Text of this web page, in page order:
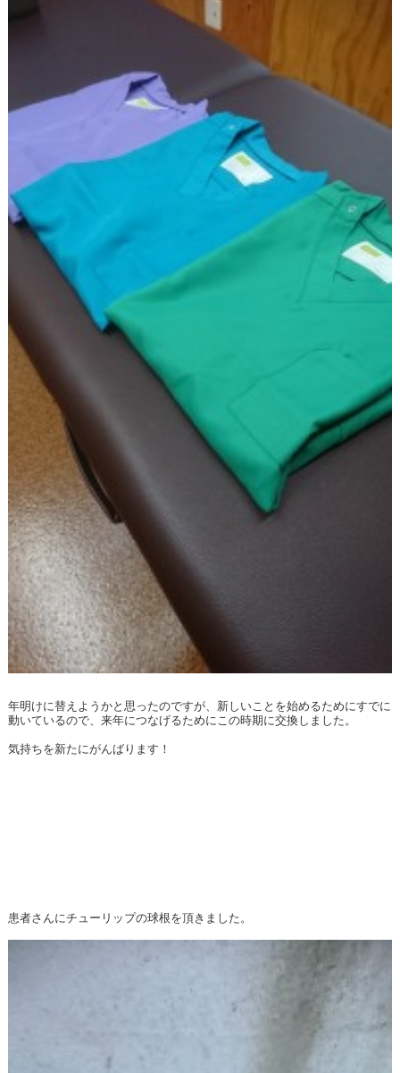
年明けに替えようかと思ったのですが、新しいことを始めるためにすでに
動いているので、来年につなげるためにこの時期に交換しました。
気持ちを新たにがんばります！
患者さんにチューリップの球根を頂きました。